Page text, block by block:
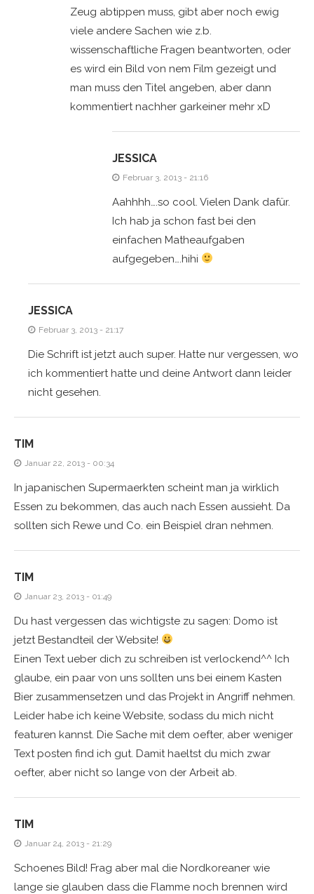
Zeug abtippen muss, gibt aber noch ewig
viele andere Sachen wie z.b.
wissenschaftliche Fragen beantworten, oder
es wird ein Bild von nem Film gezeigt und
man muss den Titel angeben, aber dann
kommentiert nachher garkeiner mehr xD
JESSICA
Februar 3, 2013 - 21:16
Aahhhh….so cool. Vielen Dank dafür.
Ich hab ja schon fast bei den
einfachen Matheaufgaben
aufgegeben….hihi
JESSICA
Februar 3, 2013 - 21:17
Die Schrift ist jetzt auch super. Hatte nur vergessen, wo
ich kommentiert hatte und deine Antwort dann leider
nicht gesehen.
TIM
Januar 22, 2013 - 00:34
In japanischen Supermaerkten scheint man ja wirklich
Essen zu bekommen, das auch nach Essen aussieht. Da
sollten sich Rewe und Co. ein Beispiel dran nehmen.
TIM
Januar 23, 2013 - 01:49
Du hast vergessen das wichtigste zu sagen: Domo ist
jetzt Bestandteil der Website!
Einen Text ueber dich zu schreiben ist verlockend^^ Ich
glaube, ein paar von uns sollten uns bei einem Kasten
Bier zusammensetzen und das Projekt in Angriff nehmen.
Leider habe ich keine Website, sodass du mich nicht
featuren kannst. Die Sache mit dem oefter, aber weniger
Text posten find ich gut. Damit haeltst du mich zwar
oefter, aber nicht so lange von der Arbeit ab.
TIM
Januar 24, 2013 - 21:29
Schoenes Bild! Frag aber mal die Nordkoreaner wie
lange sie glauben dass die Flamme noch brennen wird